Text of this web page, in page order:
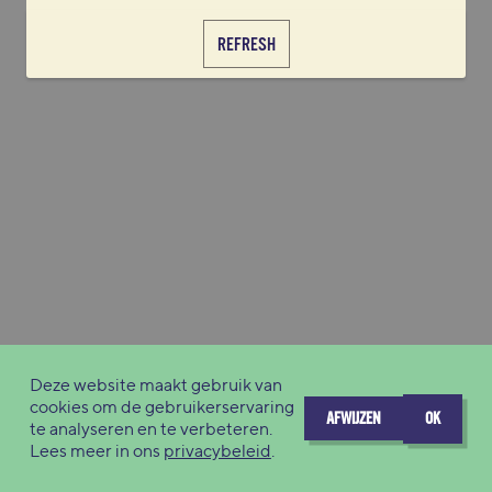
REFRESH
Deze website maakt gebruik van
cookies om de gebruikerservaring
te analyseren en te verbeteren.
Lees meer in ons privacybeleid.
AFWIJZEN OK